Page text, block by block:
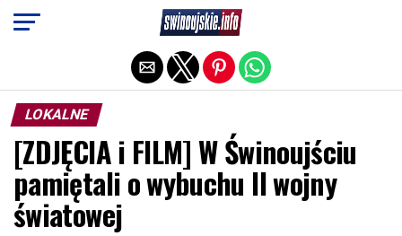
LOKALNE
[ZDJĘCIA i FILM] W Świnoujściu
pamiętali o wybuchu II wojny
światowej
Exit mobile version